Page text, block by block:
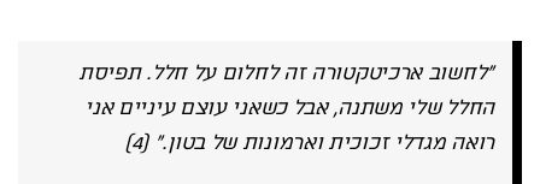
"לחשוב ארכיטקטורה זה לחלום על חלל. תפיסת
החלל שלי משתנה, אבל כשאני עוצם עיניים אני
רואה מגדלי זכוכית וארמונות של בטון." (4)